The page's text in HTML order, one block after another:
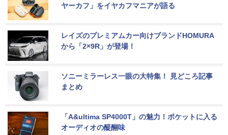
ヤーカフ」をイヤカフマニアが語る
レイズのプレミアムカー向けブランドHOMURA
から「2×9R」が登場！
ソニーミラーレス一眼の大特集！ 見どころ記事
まとめ
「A&ultima SP4000T」の魅力！ポケットに入る
オーディオの醍醐味